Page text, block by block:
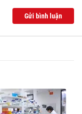
Gửi bình luận